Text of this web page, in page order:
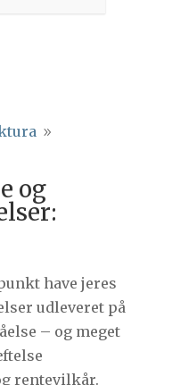
9
og
have jeres
udleveret på
– og meget
rentevilkår.